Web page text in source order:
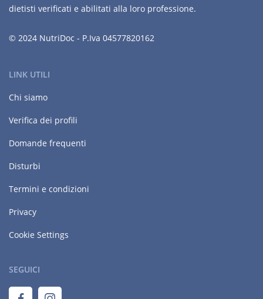
dietisti verificati e abilitati alla loro professione.
© 2024 NutriDoc - P.Iva 04577820162
LINK UTILI
Chi siamo
Verifica dei profili
Domande frequenti
Disturbi
Termini e condizioni
Privacy
Cookie Settings
SEGUICI